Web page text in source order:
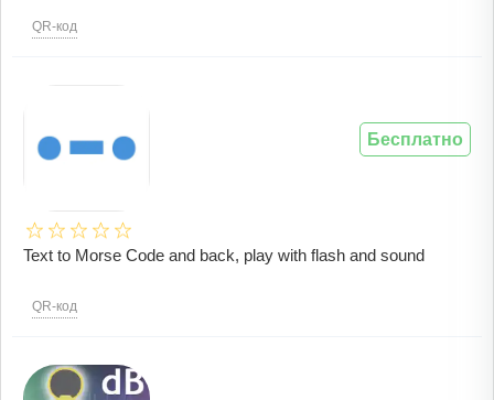
QR-код
Text to Morse Code and back, play with flash and sound
QR-код
Бесплатно